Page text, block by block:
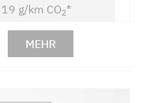
g/km CO2*
MEHR